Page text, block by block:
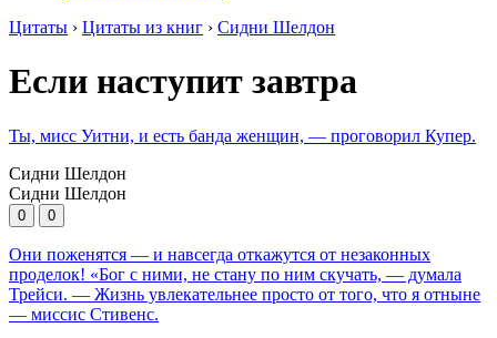
Цитаты › Цитаты из книг › Сидни Шелдон
Если наступит завтра
Ты, мисс Уитни, и есть банда женщин, — проговорил Купер.
Сидни Шелдон
Сидни Шелдон
0 0
Они поженятся — и навсегда откажутся от незаконных
проделок! «Бог с ними, не стану по ним скучать, — думала
Трейси. — Жизнь увлекательнее просто от того, что я отныне
— миссис Стивенс.